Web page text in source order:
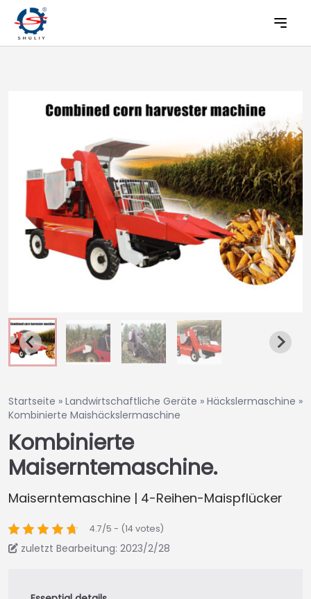
Startseite » Landwirtschaftliche Geräte » Häckslermaschine »
Kombinierte Maishäckslermaschine
Kombinierte
Maiserntemaschine.
Maiserntemaschine | 4-Reihen-Maispflücker
4.7/5 - (14 votes)
zuletzt Bearbeitung: 2023/2/28